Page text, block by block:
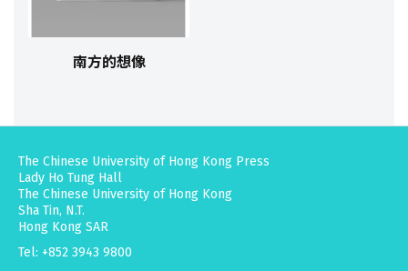
南方的想像
The Chinese University of Hong Kong Press
Lady Ho Tung Hall
The Chinese University of Hong Kong
Sha Tin, N.T.
Hong Kong SAR
Tel: +852 3943 9800